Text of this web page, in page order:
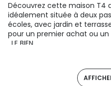
Découvrez cette maison T4
idéalement située à deux
écoles, avec jardin et
pour un premier achat ou
. LE BIEN
- 3 chambres avec placards